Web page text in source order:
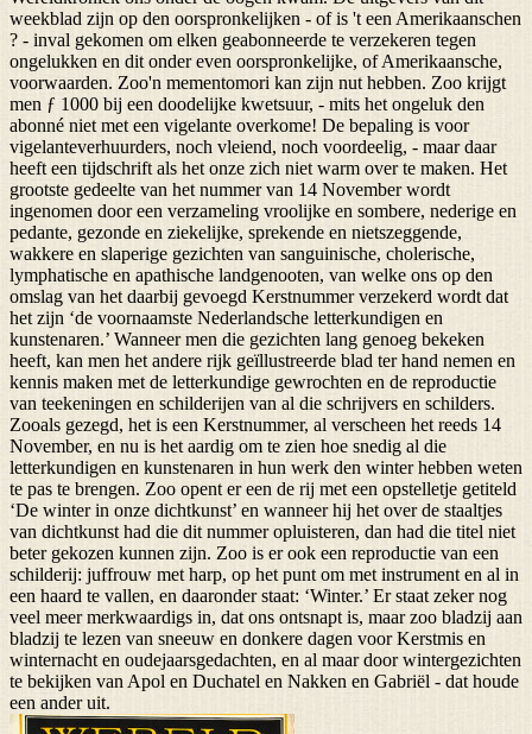
weekblad zijn op den oorspronkelijken - of is 't een Amerikaanschen
? - inval gekomen om elken geabonneerde te verzekeren tegen
ongelukken en dit onder even oorspronkelijke, of Amerikaansche,
voorwaarden. Zoo'n mementomori kan zijn nut hebben. Zoo krijgt
men ƒ 1000 bij een doodelijke kwetsuur, - mits het ongeluk den
abonné niet met een vigelante overkome! De bepaling is voor
vigelanteverhuurders, noch vleiend, noch voordeelig, - maar daar
heeft een tijdschrift als het onze zich niet warm over te maken. Het
grootste gedeelte van het nummer van 14 November wordt
ingenomen door een verzameling vroolijke en sombere, nederige en
pedante, gezonde en ziekelijke, sprekende en nietszeggende,
wakkere en slaperige gezichten van sanguinische, cholerische,
lymphatische en apathische landgenooten, van welke ons op den
omslag van het daarbij gevoegd Kerstnummer verzekerd wordt dat
het zijn ‘de voornaamste Nederlandsche letterkundigen en
kunstenaren.’ Wanneer men die gezichten lang genoeg bekeken
heeft, kan men het andere rijk geïllustreerde blad ter hand nemen en
kennis maken met de letterkundige gewrochten en de reproductie
van teekeningen en schilderijen van al die schrijvers en schilders.
Zooals gezegd, het is een Kerstnummer, al verscheen het reeds 14
November, en nu is het aardig om te zien hoe snedig al die
letterkundigen en kunstenaren in hun werk den winter hebben weten
te pas te brengen. Zoo opent er een de rij met een opstelletje getiteld
‘De winter in onze dichtkunst’ en wanneer hij het over de staaltjes
van dichtkunst had die dit nummer opluisteren, dan had die titel niet
beter gekozen kunnen zijn. Zoo is er ook een reproductie van een
schilderij: juffrouw met harp, op het punt om met instrument en al in
een haard te vallen, en daaronder staat: ‘Winter.’ Er staat zeker nog
veel meer merkwaardigs in, dat ons ontsnapt is, maar zoo bladzij aan
bladzij te lezen van sneeuw en donkere dagen voor Kerstmis en
winternacht en oudejaarsgedachten, en al maar door wintergezichten
te bekijken van Apol en Duchatel en Nakken en Gabriël - dat houde
een ander uit.